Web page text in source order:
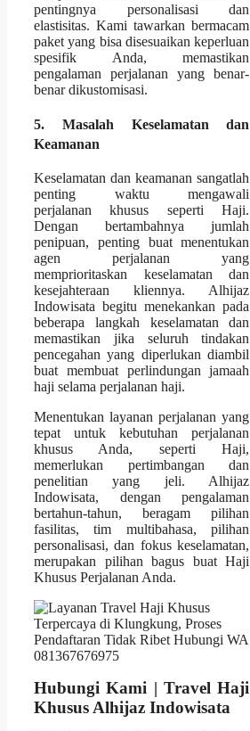
pentingnya personalisasi dan
elastisitas. Kami tawarkan bermacam
paket yang bisa disesuaikan keperluan
spesifik Anda, memastikan
pengalaman perjalanan yang benar-
benar dikustomisasi.
5. Masalah Keselamatan dan
Keamanan
Keselamatan dan keamanan sangatlah
penting waktu mengawali
perjalanan khusus seperti Haji.
Dengan bertambahnya jumlah
penipuan, penting buat menentukan
agen perjalanan yang
memprioritaskan keselamatan dan
kesejahteraan kliennya. Alhijaz
Indowisata begitu menekankan pada
beberapa langkah keselamatan dan
memastikan jika seluruh tindakan
pencegahan yang diperlukan diambil
buat membuat perlindungan jamaah
haji selama perjalanan haji.
Menentukan layanan perjalanan yang
tepat untuk kebutuhan perjalanan
khusus Anda, seperti Haji,
memerlukan pertimbangan dan
penelitian yang jeli. Alhijaz
Indowisata, dengan pengalaman
bertahun-tahun, beragam pilihan
fasilitas, tim multibahasa, pilihan
personalisasi, dan fokus keselamatan,
merupakan pilihan bagus buat Haji
Khusus Perjalanan Anda.
Hubungi Kami | Travel Haji
Khusus Alhijaz Indowisata